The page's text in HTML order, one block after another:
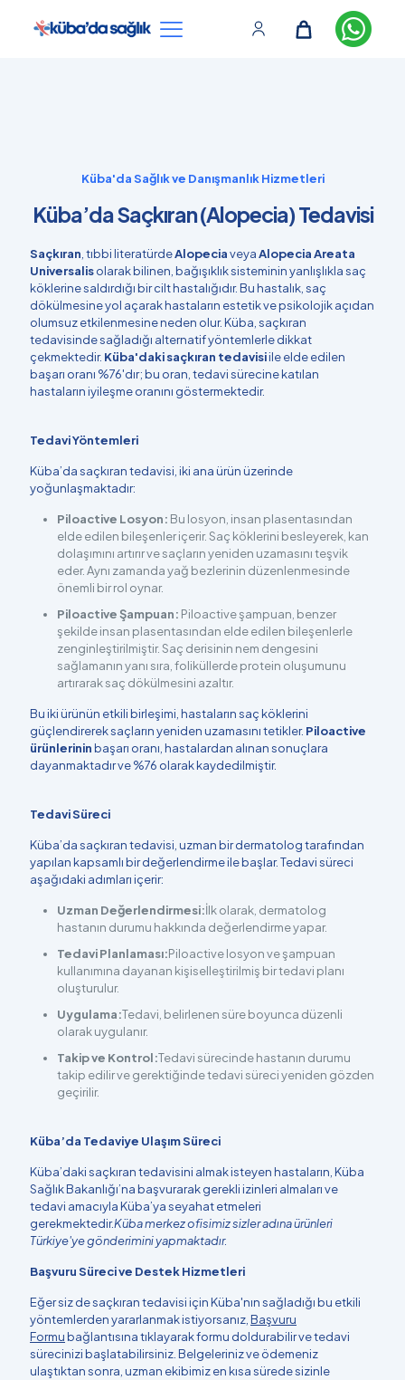
Küba'da Sağlık ve Danışmanlık Hizmetleri
Küba’da Saçkıran (Alopecia) Tedavisi
Saçkıran , tıbbi literatürdeAlopeciaveyaAlopecia Areata
Universalisolarak bilinen, bağışıklık sisteminin yanlışlıkla saç
köklerine saldırdığı bir cilt hastalığıdır. Bu hastalık, saç
dökülmesine yol açarak hastaların estetik ve psikolojik açıdan
olumsuz etkilenmesine neden olur. Küba, saçkıran
tedavisinde sağladığı alternatif yöntemlerle dikkat
çekmektedir. Küba'daki saçkıran tedavisiile elde edilen
başarı oranı %76'dır; bu oran, tedavi sürecine katılan
hastaların iyileşme oranını göstermektedir.
Tedavi Yöntemleri
Küba’da saçkıran tedavisi, iki ana ürün üzerinde
yoğunlaşmaktadır:
Piloactive Losyon: Bu losyon, insan plasentasından
elde edilen bileşenler içerir. Saç köklerini besleyerek, kan
dolaşımını artırır ve saçların yeniden uzamasını teşvik
eder. Aynı zamanda yağ bezlerinin düzenlenmesinde
önemli bir rol oynar.
Piloactive Şampuan: Piloactive şampuan, benzer
şekilde insan plasentasından elde edilen bileşenlerle
zenginleştirilmiştir. Saç derisinin nem dengesini
sağlamanın yanı sıra, foliküllerde protein oluşumunu
artırarak saç dökülmesini azaltır.
Bu iki ürünün etkili birleşimi, hastaların saç köklerini
güçlendirerek saçların yeniden uzamasını tetikler. Piloactive
ürünlerininbaşarı oranı, hastalardan alınan sonuçlara
dayanmaktadır ve %76 olarak kaydedilmiştir.
Tedavi Süreci
Küba’da saçkıran tedavisi, uzman bir dermatolog tarafından
yapılan kapsamlı bir değerlendirme ile başlar. Tedavi süreci
aşağıdaki adımları içerir:
Uzman Değerlendirmesi:İlk olarak, dermatolog
hastanın durumu hakkında değerlendirme yapar.
Tedavi Planlaması:Piloactive losyon ve şampuan
kullanımına dayanan kişiselleştirilmiş bir tedavi planı
oluşturulur.
Uygulama:Tedavi, belirlenen süre boyunca düzenli
olarak uygulanır.
Takip ve Kontrol:Tedavi sürecinde hastanın durumu
takip edilir ve gerektiğinde tedavi süreci yeniden gözden
geçirilir.
Küba’da Tedaviye Ulaşım Süreci
Küba’daki saçkıran tedavisini almak isteyen hastaların, Küba
Sağlık Bakanlığı’na başvurarak gerekli izinleri almaları ve
tedavi amacıyla Küba’ya seyahat etmeleri
gerekmektedir.Küba merkez ofisimiz sizler adına ürünleri
Türkiye'ye gönderimini yapmaktadır.
Başvuru Süreci ve Destek Hizmetleri
Eğer siz de saçkıran tedavisi için Küba'nın sağladığı bu etkili
yöntemlerden yararlanmak istiyorsanız, Başvuru
Formubağlantısına tıklayarak formu doldurabilir ve tedavi
sürecinizi başlatabilirsiniz. Belgeleriniz ve ödemeniz
ulaştıktan sonra, uzman ekibimiz en kısa sürede sizinle